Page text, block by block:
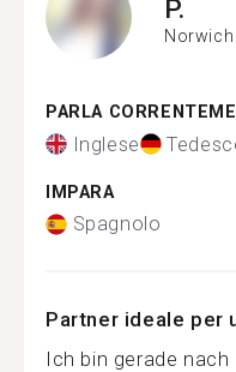
P.
Norwich
PARLA
Inglese
IMPARA
Spagnolo
Partner ideale per
Ich bin gerade nach